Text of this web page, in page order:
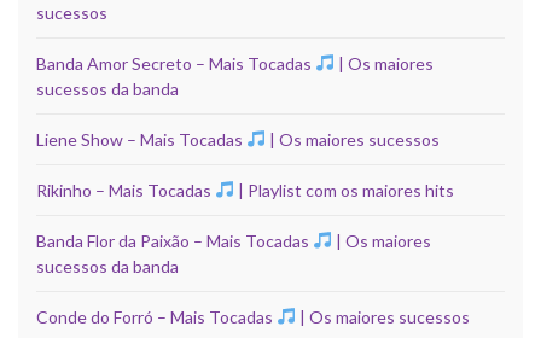
sucessos
Banda Amor Secreto – Mais Tocadas
| Os maiores
sucessos da banda
Liene Show – Mais Tocadas | Os maiores sucessos
Rikinho – Mais Tocadas | Playlist com os maiores hits
Banda Flor da Paixão – Mais Tocadas
| Os maiores
sucessos da banda
Conde do Forró – Mais Tocadas | Os maiores sucessos